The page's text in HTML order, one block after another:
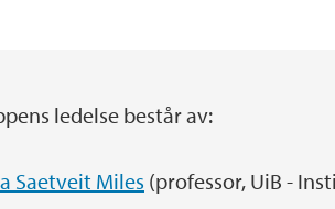
ledelse består av:
Saetveit Miles (professor, UiB -